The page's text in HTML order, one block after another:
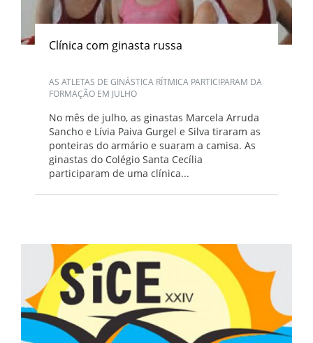
Clínica com ginasta russa
AS ATLETAS DE GINÁSTICA RÍTMICA PARTICIPARAM DA
FORMAÇÃO EM JULHO
No mês de julho, as ginastas Marcela Arruda
Sancho e Lívia Paiva Gurgel e Silva tiraram as
ponteiras do armário e suaram a camisa. As
ginastas do Colégio Santa Cecília
participaram de uma clínica...